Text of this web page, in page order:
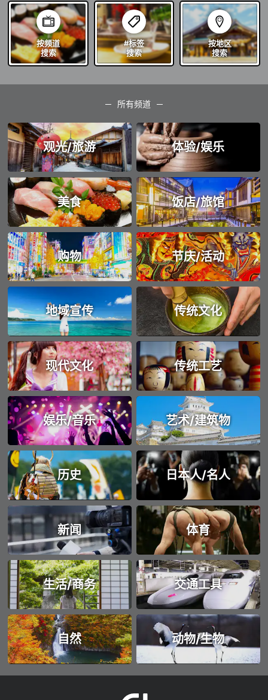
按频道
搜索
#标签
搜索
按地区
搜索
所有频道
观光/旅游 体验/娱乐
美食 饭店/旅馆
购物 节庆/活动
地域宣传 传统文化
现代文化 传统工艺
娱乐/音乐 艺术/建筑物
历史 日本人/名人
新闻 体育
生活/商务 交通工具
自然 动物/生物